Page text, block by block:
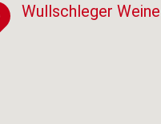
Wullschleger Weine